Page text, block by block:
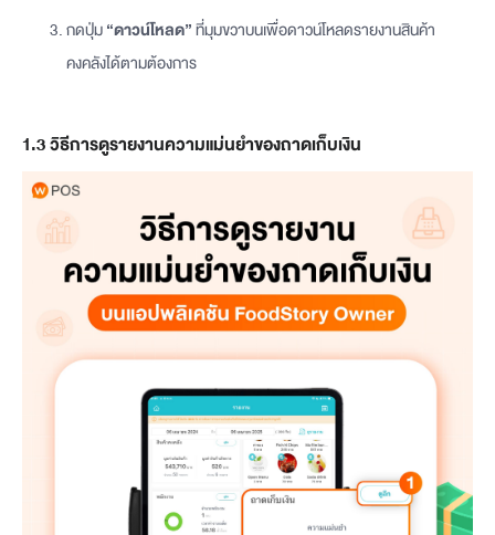
กดปุ่ม“ดาวน์โหลด”ที่มุมขวาบนเพื่อดาวน์โหลดรายงานสินค้า
คงคลังได้ตามต้องการ
1.3 วิธีการดูรายงานความแม่นยำของถาดเก็บเงิน